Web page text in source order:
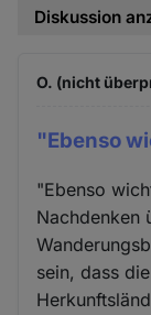
Diskussion
O. (nicht
"Ebenso
"Ebenso
Nachdenken
sein, dass